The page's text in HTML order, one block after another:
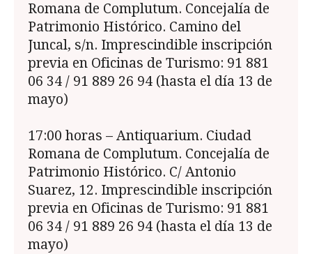
Romana de Complutum. Concejalía de
Patrimonio Histórico. Camino del
Juncal, s/n. Imprescindible inscripción
previa en Oficinas de Turismo: 91 881
06 34 / 91 889 26 94 (hasta el día 13 de
mayo)
17:00 horas – Antiquarium. Ciudad
Romana de Complutum. Concejalía de
Patrimonio Histórico. C/ Antonio
Suarez, 12. Imprescindible inscripción
previa en Oficinas de Turismo: 91 881
06 34 / 91 889 26 94 (hasta el día 13 de
mayo)